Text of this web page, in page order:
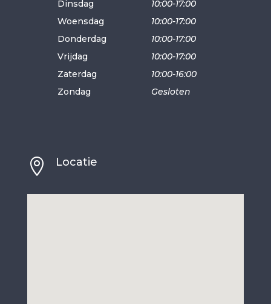
Dinsdag
10:00-17:00
Woensdag
10:00-17:00
Donderdag
10:00-17:00
Vrijdag
10:00-17:00
Zaterdag
10:00-16:00
Zondag
Gesloten
 Locatie